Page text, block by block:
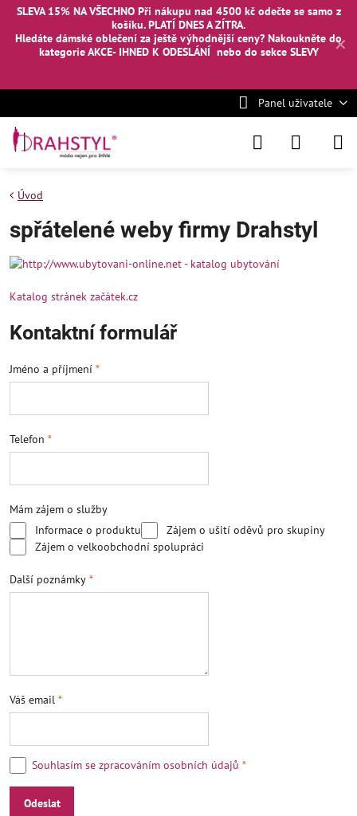
✕
SLEVA 15% NA VŠECHNO Při nákupu nad 4500 kč odečte se samo z
košíku. PLATÍ DNES A ZÍTRA.
Hledáte dámské oblečení za ještě výhodnější ceny? Nakoukněte do
kategorie AKCE- IHNED K ODESLÁNÍ nebo do sekce SLEVY
Panel uživatele
Úvod
spřátelené weby firmy Drahstyl
Katalog stránek začátek.cz
Kontaktní formulář
Jméno a příjmení *
Telefon *
Mám zájem o služby
Informace o produktu
Zájem o ušití oděvů pro skupiny
Zájem o velkoobchodní spolupráci
Další poznámky *
Váš email *
Souhlasím se zpracováním osobních údajů *
Odeslat